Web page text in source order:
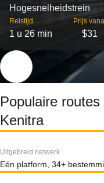
Hogesnelheidstrein
Reistijd
1 u 26 min
Prijs
$31
Populaire
Kenitra
Uitgebreid netwerk
Eén platform, 34+